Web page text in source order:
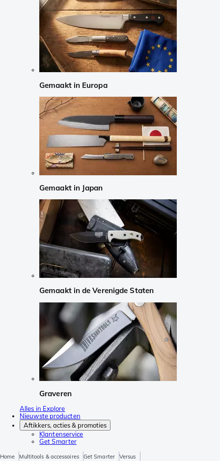
Gemaakt in Europa
Gemaakt in Japan
Gemaakt in de Verenigde Staten
Graveren
Alles in Explore
Nieuwste producten
Aftikkers, acties & promoties
Klantenservice
Get Smarter
Home Multitools & accessoires Get Smarter Versus